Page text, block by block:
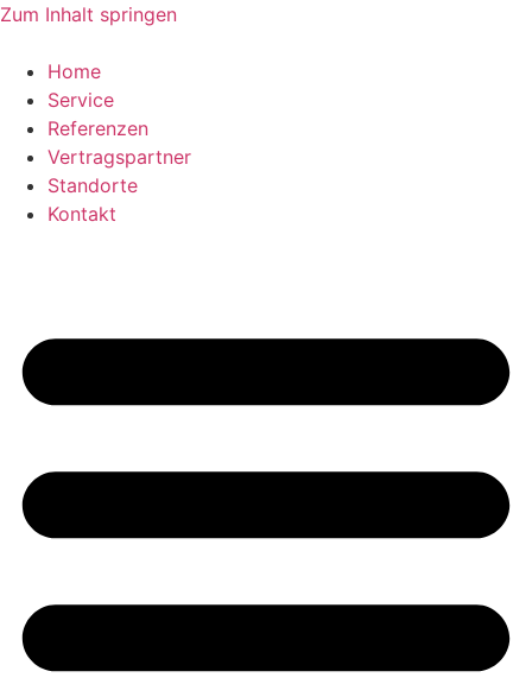
Zum Inhalt springen
Home
Service
Referenzen
Vertragspartner
Standorte
Kontakt